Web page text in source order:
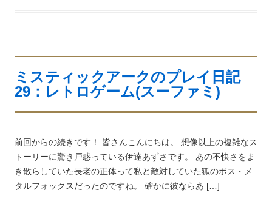
ミスティックアークのプレイ日記
29：レトロゲーム(スーファミ)
前回からの続きです！ 皆さんこんにちは。 想像以上の複雑なス
トーリーに驚き戸惑っている伊達あずさです。 あの不快さをま
き散らしていた長老の正体って私と敵対していた狐のボス・メ
タルフォックスだったのですね。 確かに彼ならあ […]